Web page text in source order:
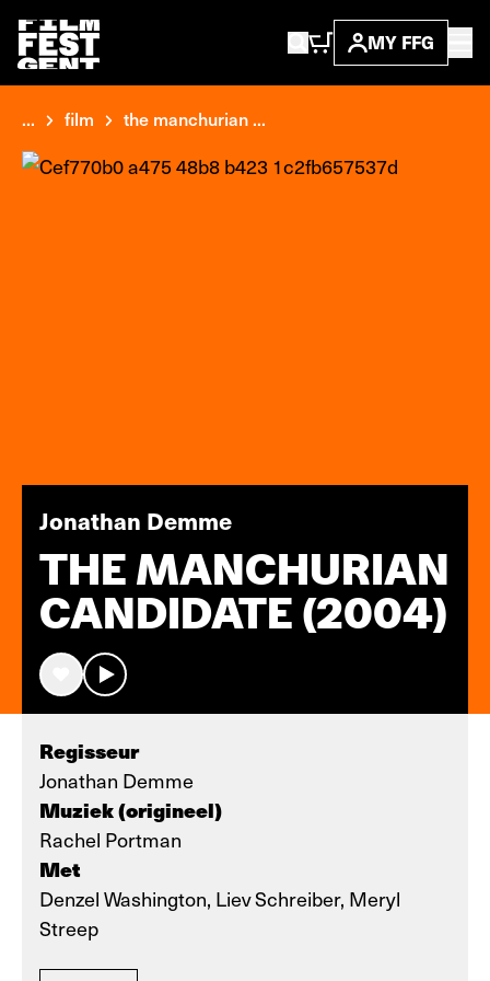
MY FFG
... film the manchurian ...
Jonathan Demme
THE MANCHURIAN
CANDIDATE (2004)
Regisseur
Jonathan Demme
Muziek (origineel)
Rachel Portman
Met
Denzel Washington, Liev Schreiber, Meryl
Streep